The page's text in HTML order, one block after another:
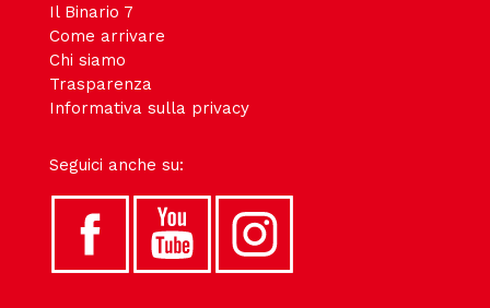
Il Binario 7
Come arrivare
Chi siamo
Trasparenza
Informativa sulla privacy
Seguici anche su: